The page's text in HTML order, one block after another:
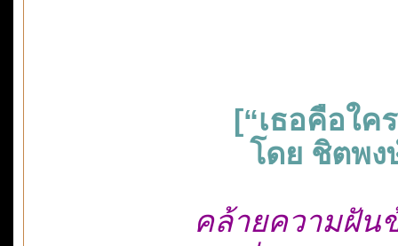
[“เธอคือใคร
โดย ชิตพง
คล้ายความฝัน